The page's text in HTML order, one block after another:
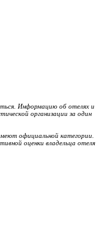
Информацию об отелях и
организации за один
официальной категории.
оценки владельца отеля